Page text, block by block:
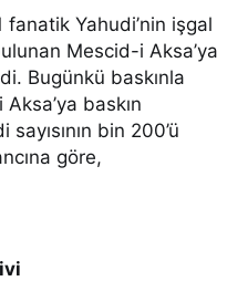
Yahudi’nin işgal
Mescid-i Aksa’ya
Bugünkü baskınla
baskın
bin 200’ü
göre,